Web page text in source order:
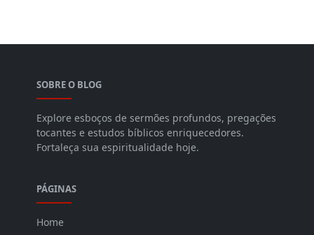
SOBRE O BLOG
Explore esboços de sermões profundos, pregações
tocantes e estudos bíblicos enriquecedores.
Fortaleça sua espiritualidade hoje.
PÁGINAS
Home